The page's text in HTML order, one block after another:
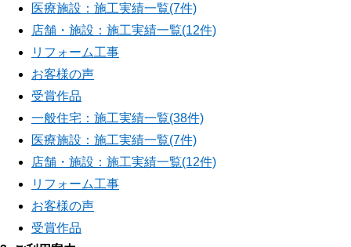
医療施設：施工実績一覧(7件)
店舗・施設：施工実績一覧(12件)
リフォーム工事
お客様の声
受賞作品
一般住宅：施工実績一覧(38件)
医療施設：施工実績一覧(7件)
店舗・施設：施工実績一覧(12件)
リフォーム工事
お客様の声
受賞作品